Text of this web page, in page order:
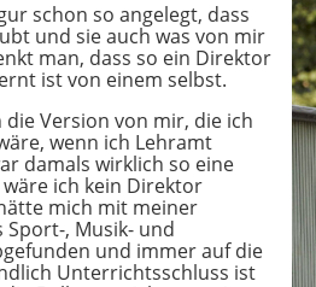
schon so angelegt, dass
und sie auch was von mir
man, dass so ein Direktor
ist von einem selbst.
Version von mir, die ich
wenn ich Lehramt
damals wirklich so eine
ich kein Direktor
mich mit meiner
, Musik- und
und immer auf die
Unterrichtsschluss ist